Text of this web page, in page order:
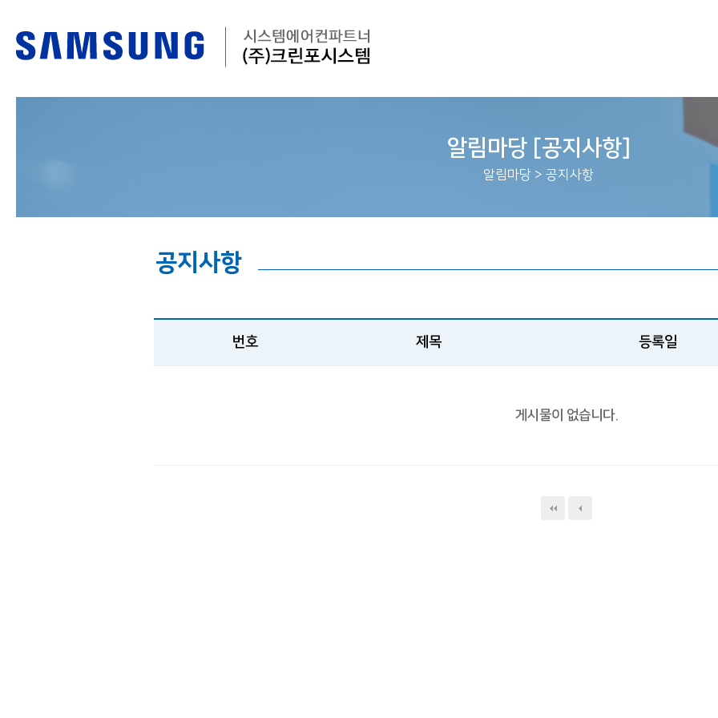
알림마당 [공지사항]
알림마당 > 공지사항
공지사항
번호 제목 등록일
게시물이 없습니다.